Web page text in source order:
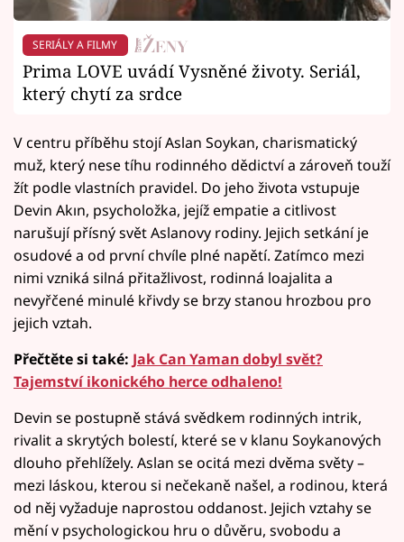
SERIÁLY A FILMY
Prima LOVE uvádí Vysněné životy. Seriál,
který chytí za srdce
V centru příběhu stojí Aslan Soykan, charismatický
muž, který nese tíhu rodinného dědictví a zároveň touží
žít podle vlastních pravidel. Do jeho života vstupuje
Devin Akın, psycholožka, jejíž empatie a citlivost
narušují přísný svět Aslanovy rodiny. Jejich setkání je
osudové a od první chvíle plné napětí. Zatímco mezi
nimi vzniká silná přitažlivost, rodinná loajalita a
nevyřčené minulé křivdy se brzy stanou hrozbou pro
jejich vztah.
Přečtěte si také: Jak Can Yaman dobyl svět?
Tajemství ikonického herce odhaleno!
Devin se postupně stává svědkem rodinných intrik,
rivalit a skrytých bolestí, které se v klanu Soykanových
dlouho přehlížely. Aslan se ocitá mezi dvěma světy –
mezi láskou, kterou si nečekaně našel, a rodinou, která
od něj vyžaduje naprostou oddanost. Jejich vztahy se
mění v psychologickou hru o důvěru, svobodu a